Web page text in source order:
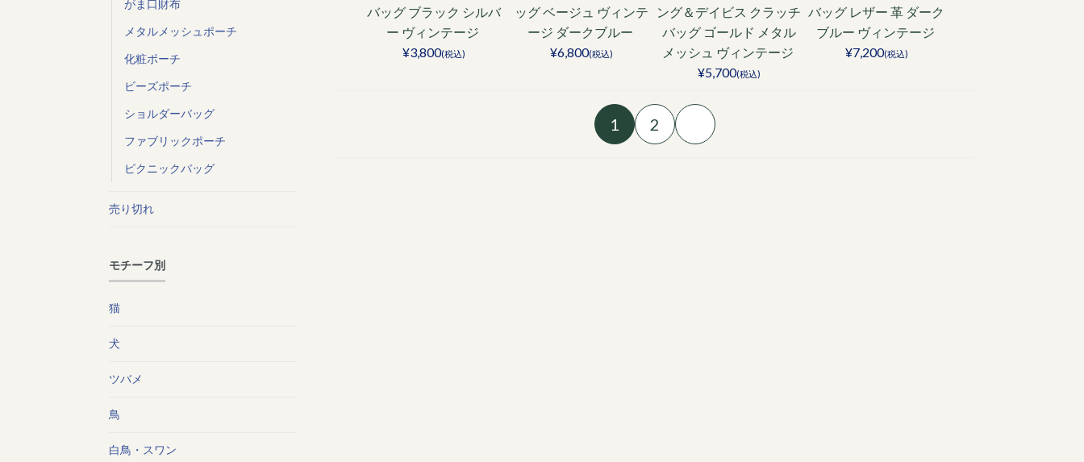
バッグ ブラック シルバ
ー ヴィンテージ
¥3,800(税込)
ッグ ベージュ ヴィンテ
ージ ダークブルー
¥6,800(税込)
ング＆デイビス クラッチ
バッグ ゴールド メタル
メッシュ ヴィンテージ
¥5,700(税込)
バッグ レザー 革 ダーク
ブルー ヴィンテージ
¥7,200(税込)
1 2
がま口財布
メタルメッシュポーチ
化粧ポーチ
ビーズポーチ
ショルダーバッグ
ファブリックポーチ
ピクニックバッグ
売り切れ
モチーフ別
猫
犬
ツバメ
鳥
白鳥・スワン